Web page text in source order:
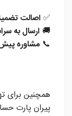
✅ اصالت
🚚 ارسال به
📞 مشاوره
پیران پارت